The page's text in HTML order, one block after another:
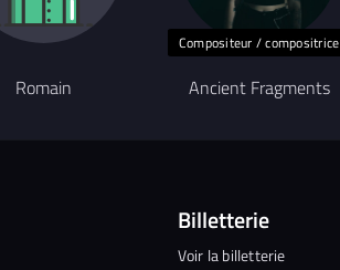
Romain
Compositeur / compositrice
Ancient Fragments
Billetterie
Voir la billetterie